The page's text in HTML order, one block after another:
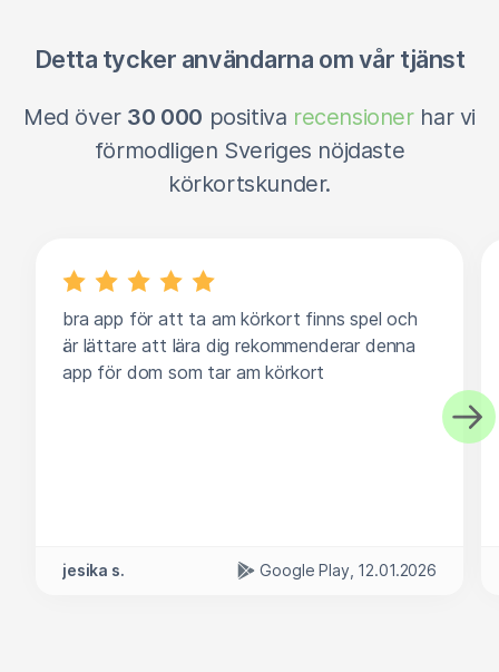
Detta tycker användarna om vår tjänst
Med över 30 000 positiva recensionerhar vi
förmodligen Sveriges nöjdaste
körkortskunder.
bra app för att ta am körkort finns spel och
är lättare att lära dig rekommenderar denna
app för dom som tar am körkort
jesika s. Google Play, 12.01.2026